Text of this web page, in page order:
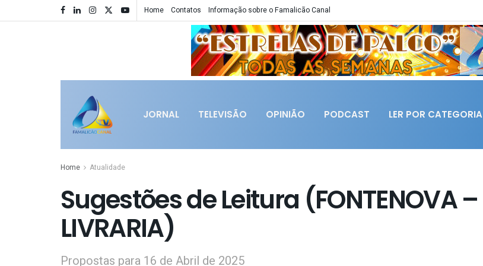
Home Contatos Informação sobre o Famalicão Canal
JORNAL TELEVISÃO OPINIÃO PODCAST LER POR CATEGORIA
Home Atualidade
Sugestões de Leitura (FONTENOVA –
LIVRARIA)
Propostas para 16 de Abril de 2025